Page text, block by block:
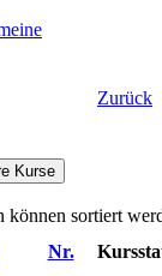
Zurück
Kurse
können sortiert
Nr.